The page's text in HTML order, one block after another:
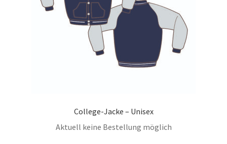
College-Jacke – Unisex
Aktuell keine Bestellung möglich